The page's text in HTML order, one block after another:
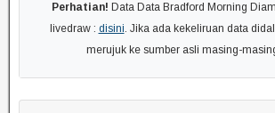
Perhatian! Data Data Bradford Morning
livedraw : disini. Jika ada kekeliruan data
merujuk ke sumber asli masing-